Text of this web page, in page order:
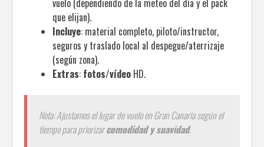
vuelo (dependiendo de la meteo del día y el pack
que elijan).
Incluye: material completo, piloto/instructor,
seguros y traslado local al despegue/aterrizaje
(según zona).
Extras: fotos/vídeo HD.
Nota: Ajustamos el lugar de vuelo en Gran Canaria según el
tiempo para priorizarcomodidad y suavidad.